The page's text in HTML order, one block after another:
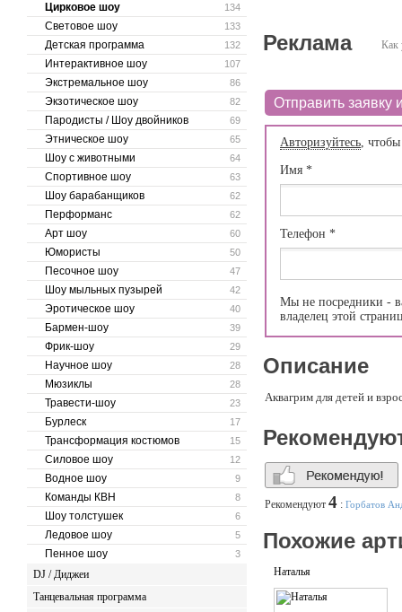
134
Цирковое шоу
133
Световое шоу
132
Детская программа
107
Интерактивное шоу
86
Экстремальное шоу
82
Экзотическое шоу
69
Пародисты / Шоу двойников
65
Этническое шоу
64
Шоу с животными
63
Спортивное шоу
62
Шоу барабанщиков
62
Перформанс
60
Арт шоу
50
Юмористы
47
Песочное шоу
42
Шоу мыльных пузырей
40
Эротическое шоу
39
Бармен-шоу
29
Фрик-шоу
28
Научное шоу
28
Мюзиклы
23
Травести-шоу
17
Бурлеск
15
Трансформация костюмов
12
Силовое шоу
9
Водное шоу
8
Команды КВН
6
Шоу толстушек
5
Ледовое шоу
3
Пенное шоу
DJ / Диджеи
Танцевальная программа
Как
Реклама
Отправить заявку
Авторизуйтесь,
Имя *
Телефон *
Мы не посредники -
владелец этой
Описание
Аквагрим для детей и
Рекомендуют 4 : Горбатов
Похожие
Наталья